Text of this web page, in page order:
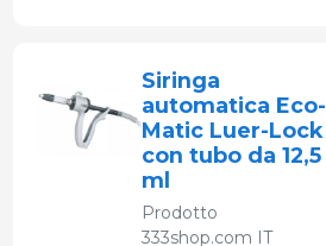
Siringa
automatica Eco-
Matic Luer-Lock
con tubo da 12,5
ml
Prodotto
333shop.com IT